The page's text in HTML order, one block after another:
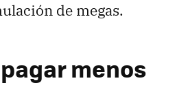
de megas.
menos